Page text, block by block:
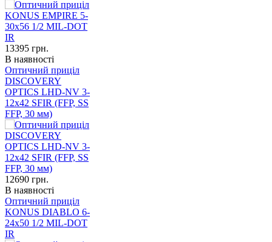
13395 грн.
В наявності
Оптичний приціл
DISCOVERY
OPTICS LHD-NV 3-
12x42 SFIR (FFP, SS
FFP, 30 мм)
12690 грн.
В наявності
Оптичний приціл
KONUS DIABLO 6-
24x50 1/2 MIL-DOT
IR